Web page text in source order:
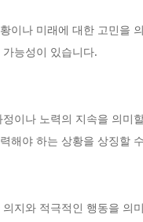
이나 미래에 대한 고민을
능성이 있습니다.
이나 노력의 지속을 의미
해야 하는 상황을 상징할
지와 적극적인 행동을 의